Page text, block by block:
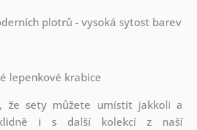
plotrů - vysoká sytost barev
lepenkové krabice
že sety můžete umístit jakkoli a
i s další kolekcí z naší